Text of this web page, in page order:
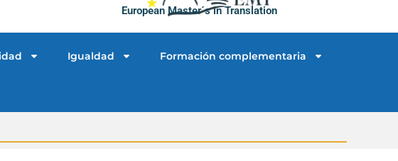
European Master´s in Translation
Igualdad Formación complementaria